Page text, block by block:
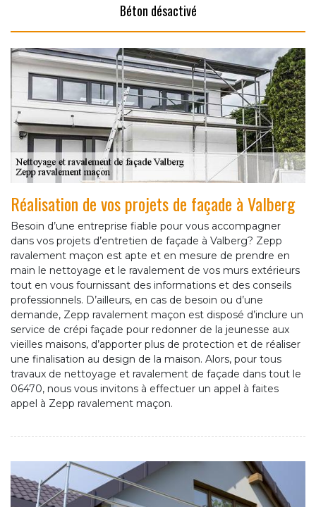
Béton désactivé
Réalisation de vos projets de façade à Valberg
Besoin d’une entreprise fiable pour vous accompagner
dans vos projets d’entretien de façade à Valberg? Zepp
ravalement maçon est apte et en mesure de prendre en
main le nettoyage et le ravalement de vos murs extérieurs
tout en vous fournissant des informations et des conseils
professionnels. D’ailleurs, en cas de besoin ou d’une
demande, Zepp ravalement maçon est disposé d’inclure un
service de crépi façade pour redonner de la jeunesse aux
vieilles maisons, d’apporter plus de protection et de réaliser
une finalisation au design de la maison. Alors, pour tous
travaux de nettoyage et ravalement de façade dans tout le
06470, nous vous invitons à effectuer un appel à faites
appel à Zepp ravalement maçon.